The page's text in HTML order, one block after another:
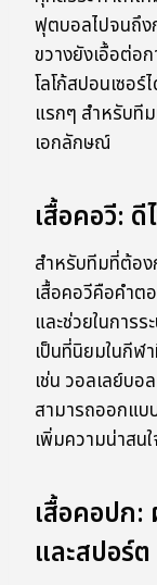
ฟุตบอลไปจนถึง
ขวางยังเอื้อต่อ
โลโก้สปอนเซอร์
แรกๆ สำหรับที
เอกลักษณ์
เสื้อคอวี:
สำหรับทีมที่ต้อง
เสื้อคอวีคือคำต
และช่วยในการ
เป็นที่นิยมในกีฬ
เช่น วอลเลย์บ
สามารถออกแบ
เพิ่มความน่าสน
เสื้อคอปก:
และสปอร์ต